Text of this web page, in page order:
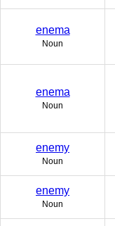
enema
Noun
enema
Noun
enemy
Noun
enemy
Noun